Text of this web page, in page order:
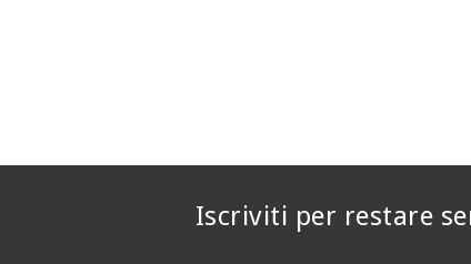
Iscriviti per restare